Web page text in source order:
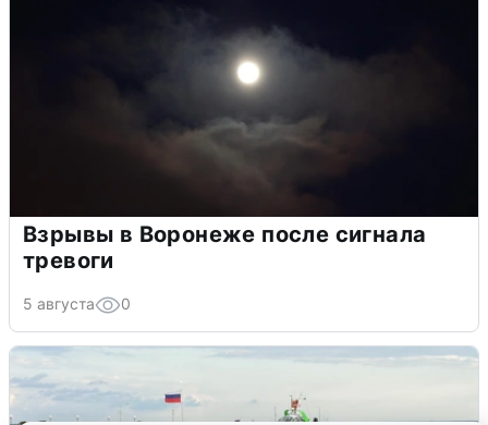
Взрывы в Воронеже после сигнала
тревоги
5 августа 0